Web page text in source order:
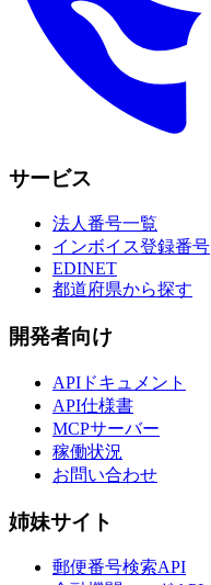
サービス
法人番号一覧
インボイス登録番号
EDINET
都道府県から探す
開発者向け
APIドキュメント
API仕様書
MCPサーバー
稼働状況
お問い合わせ
姉妹サイト
郵便番号検索API